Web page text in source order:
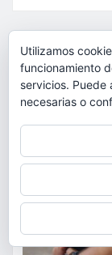
Utilizamos
funcionamiento
servicios. Puede
necesarias o
Para obtener